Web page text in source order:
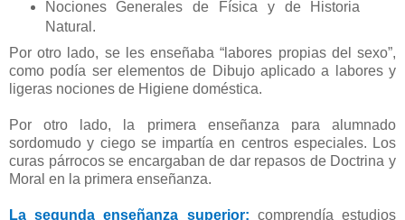
Nociones Generales de Física y de Historia
Natural.
Por otro lado, se les enseñaba “labores propias del sexo”,
como podía ser elementos de Dibujo aplicado a labores y
ligeras nociones de Higiene doméstica.
Por otro lado, la primera enseñanza para alumnado
sordomudo y ciego se impartía en centros especiales. Los
curas párrocos se encargaban de dar repasos de Doctrina y
Moral en la primera enseñanza.
La segunda enseñanza superior: comprendía estudios